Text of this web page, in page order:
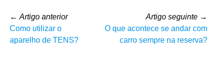
← Artigo anterior
Como utilizar o
aparelho de TENS?
Artigo seguinte →
O que acontece se andar com
carro sempre na reserva?